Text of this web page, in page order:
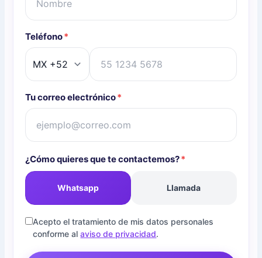
Teléfono*
Tu correo electrónico*
¿Cómo quieres que te contactemos?*
Whatsapp Llamada
Acepto el tratamiento de mis datos personales
conforme alaviso de privacidad.